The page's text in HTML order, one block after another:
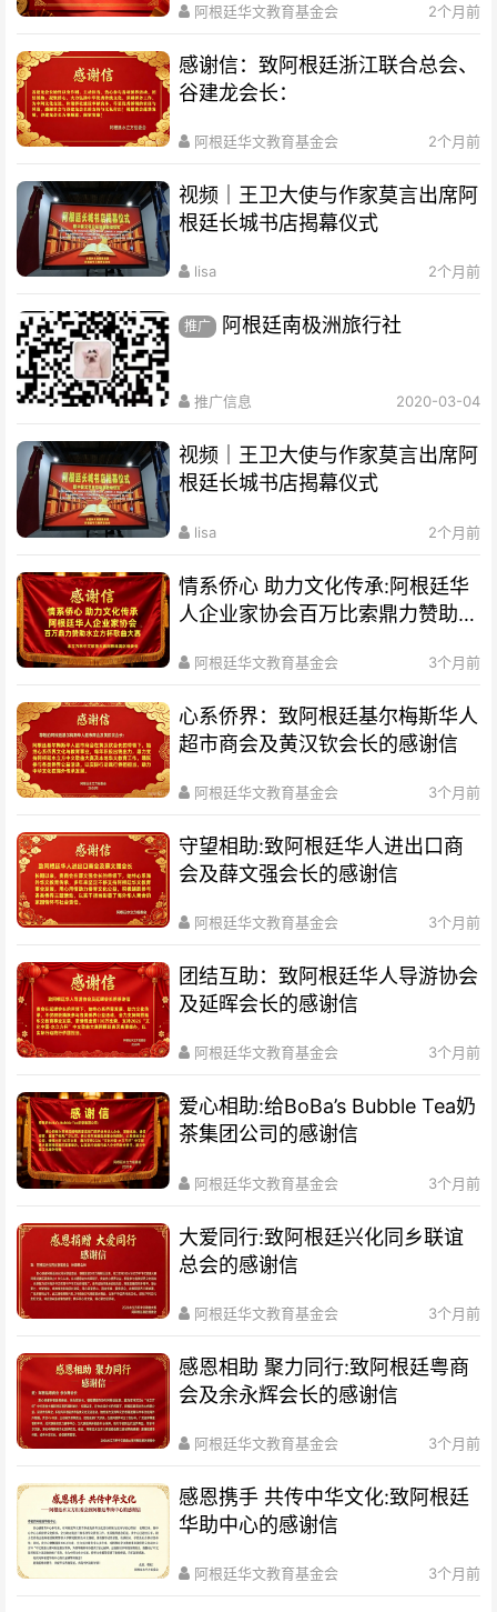
阿根廷华文教育基金会 2个月前
感谢信：致阿根廷浙江联合总会、
谷建龙会长：
阿根廷华文教育基金会 2个月前
视频｜王卫大使与作家莫言出席阿
根廷长城书店揭幕仪式
lisa 2个月前
推广 阿根廷南极洲旅行社
推广信息 2020-03-04
视频｜王卫大使与作家莫言出席阿
根廷长城书店揭幕仪式
lisa 2个月前
情系侨心 助力文化传承:阿根廷华
人企业家协会百万比索鼎力赞助水
阿根廷华文教育基金会 3个月前
心系侨界​：致阿根廷基尔梅斯华人
超市商会及黄汉钦会长的感谢信
阿根廷华文教育基金会 3个月前
守望相助:致阿根廷华人进出口商
会及薛文强会长的感谢信
阿根廷华文教育基金会 3个月前
团结互助：致阿根廷华人导游协会
及延晖会长的感谢信
阿根廷华文教育基金会 3个月前
爱心相助:给BoBa’s Bubble Tea奶
茶集团公司的感谢信
阿根廷华文教育基金会 3个月前
大爱同行:致阿根廷兴化同乡联谊
总会的感谢信
阿根廷华文教育基金会 3个月前
感恩相助 聚力同行:致阿根廷粤商
会及余永辉会长的感谢信
阿根廷华文教育基金会 3个月前
感恩携手 共传中华文化:致阿根廷
华助中心的感谢信
阿根廷华文教育基金会 3个月前